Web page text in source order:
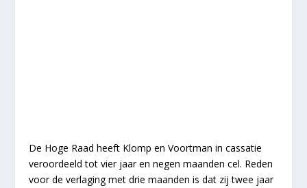
De Hoge Raad heeft Klomp en Voortman in cassatie
veroordeeld tot vier jaar en negen maanden cel. Reden
voor de verlaging met drie maanden is dat zij twee jaar